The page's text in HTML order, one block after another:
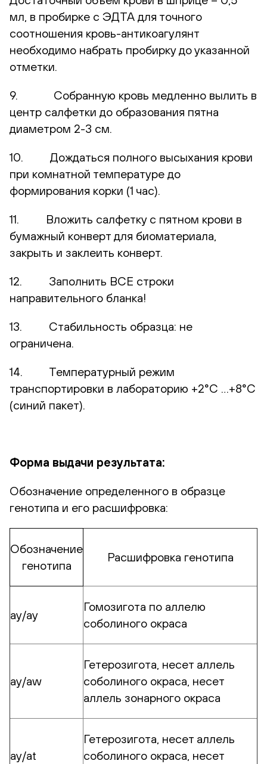
мл, в пробирке с ЭДТА для точного
соотношения кровь-антикоагулянт
необходимо набрать пробирку до указанной
отметки.
9. Собранную кровь медленно вылить в
центр салфетки до образования пятна
диаметром 2-3 см.
10. Дождаться полного высыхания крови
при комнатной температуре до
формирования корки (1 час).
11. Вложить салфетку с пятном крови в
бумажный конверт для биоматериала,
закрыть и заклеить конверт.
12. Заполнить ВСЕ строки
направительного бланка!
13. Стабильность образца: не
ограничена.
14. Температурный режим
транспортировки в лабораторию +2°С …+8°С
(синий пакет).
Форма выдачи результата:
Обозначение определенного в образце
генотипа и его расшифровка:
Обозначение
генотипа
Расшифровка генотипа
ay/ay
Гомозигота по аллелю
соболиного окраса
ay/aw
Гетерозигота, несет аллель
соболиного окраса, несет
аллель зонарного окраса
аy/at
Гетерозигота, несет аллель
соболиного окраса, несет